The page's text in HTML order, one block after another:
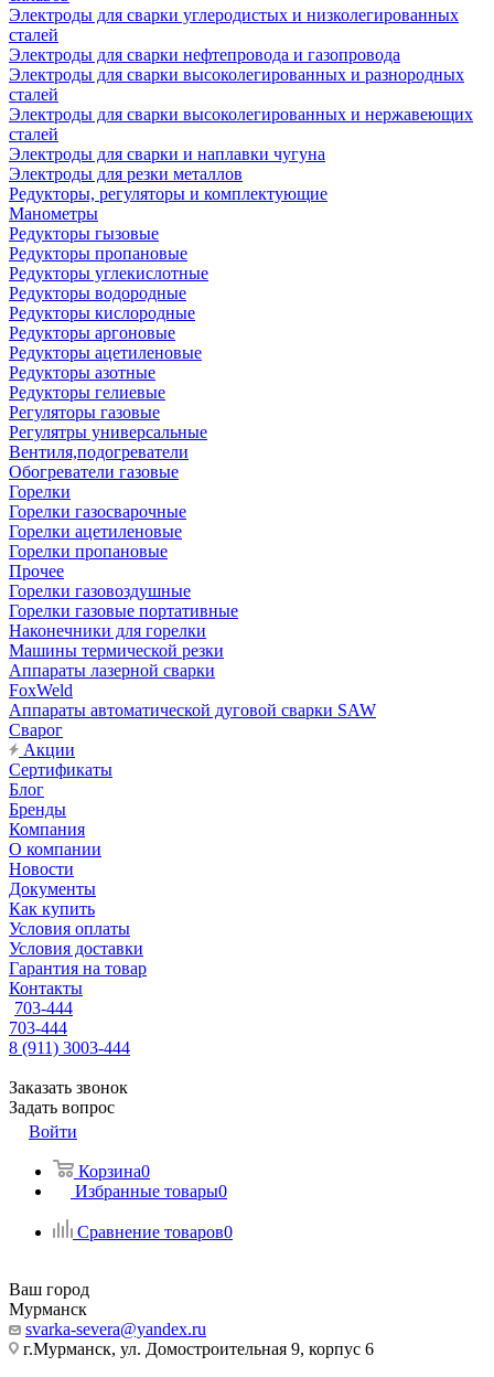
Электроды для сварки углеродистых и низколегированных
сталей
Электроды для сварки нефтепровода и газопровода
Электроды для сварки высоколегированных и разнородных
сталей
Электроды для сварки высоколегированных и нержавеющих
сталей
Электроды для сварки и наплавки чугуна
Электроды для резки металлов
Редукторы, регуляторы и комплектующие
Манометры
Редукторы гызовые
Редукторы пропановые
Редукторы углекислотные
Редукторы водородные
Редукторы кислородные
Редукторы аргоновые
Редукторы ацетиленовые
Редукторы азотные
Редукторы гелиевые
Регуляторы газовые
Регулятры универсальные
Вентиля,подогреватели
Обогреватели газовые
Горелки
Горелки газосварочные
Горелки ацетиленовые
Горелки пропановые
Прочее
Горелки газовоздушные
Горелки газовые портативные
Наконечники для горелки
Машины термической резки
Аппараты лазерной сварки
FoxWeld
Аппараты автоматической дуговой сварки SAW
Сварог
Акции
Сертификаты
Блог
Бренды
Компания
О компании
Новости
Документы
Как купить
Условия оплаты
Условия доставки
Гарантия на товар
Контакты
703-444
703-444
8 (911) 3003-444
Заказать звонок
Задать вопрос
Войти
Корзина0
Избранные товары0
Сравнение товаров0
Ваш город
Мурманск
svarka-severa@yandex.ru
г.Мурманск, ул. Домостроительная 9, корпус 6